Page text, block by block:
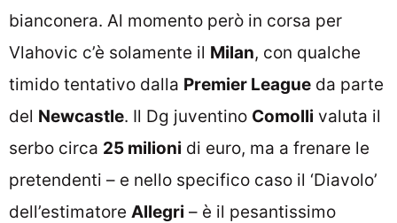
bianconera. Al momento però in corsa per
Vlahovic c’è solamente il Milan, con qualche
timido tentativo dalla Premier League da parte
del Newcastle. Il Dg juventino Comolli valuta il
serbo circa 25 milioni di euro, ma a frenare le
pretendenti – e nello specifico caso il ‘Diavolo’
dell’estimatore Allegri – è il pesantissimo